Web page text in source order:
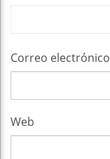
Correo electrónico
Web